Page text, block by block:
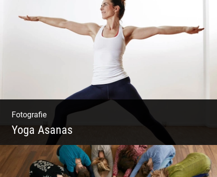
Mode|Menschen|Magazin
Fotografie
Yoga Asanas
Virabhadrasana II oder Krieger II – Anleitung
für den Blog